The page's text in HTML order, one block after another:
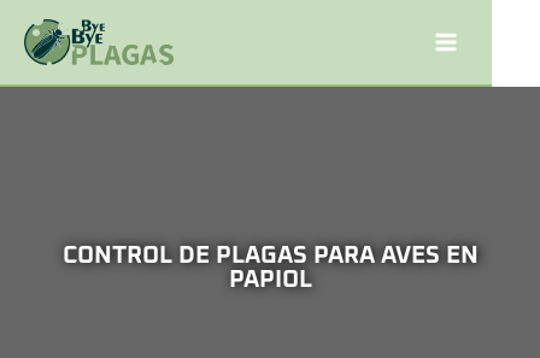
CONTROL DE PLAGAS PARA AVES EN
PAPIOL